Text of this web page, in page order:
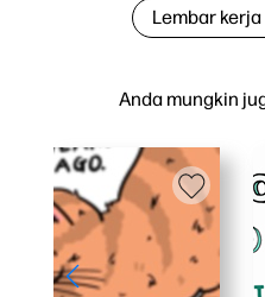
Anda mungkin
Lembar